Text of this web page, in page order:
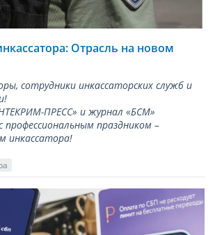
Отрасль на новом
сотрудники инкассаторских служб и
ПРЕСС» и журнал «БСМ»
профессиональным праздником –
инкассатора!